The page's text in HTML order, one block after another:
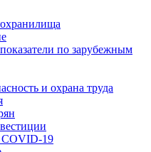
по зарубежным
и охрана труда